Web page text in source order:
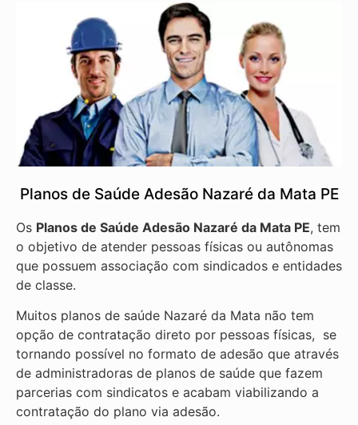
Planos de Saúde Adesão Nazaré da Mata PE
Os Planos de Saúde Adesão Nazaré da Mata PE, tem
o objetivo de atender pessoas físicas ou autônomas
que possuem associação com sindicados e entidades
de classe.
Muitos planos de saúde Nazaré da Mata não tem
opção de contratação direto por pessoas físicas, se
tornando possível no formato de adesão que através
de administradoras de planos de saúde que fazem
parcerias com sindicatos e acabam viabilizando a
contratação do plano via adesão.